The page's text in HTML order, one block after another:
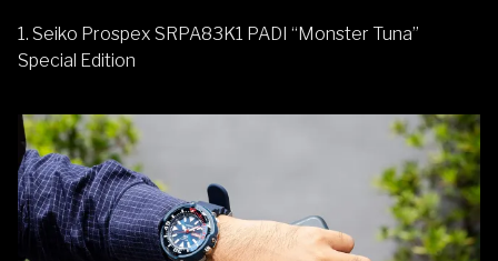
1. Seiko Prospex SRPA83K1 PADI “Monster Tuna”
Special Edition